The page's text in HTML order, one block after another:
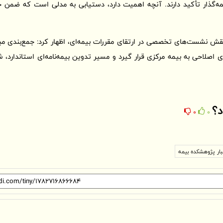
تأکید دارند. آنچه اهمیت دارد، دستیابی به مدلی است که ضمن
نشست‌های تخصصی در ارتقای مقررات بیمه‌ای، اظهار کرد:
اصلاحی به بیمه مرکزی قرار گیرد و مسیر تدوین بیمه‌نامه‌ای
0
0
پژوهشكده بیمه